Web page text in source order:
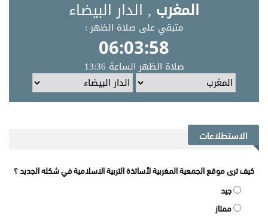
الاستطلاعات
كيف ترى موقع الجمعية المغربية لأساتذة التربية الاسلامية في شكله الجديد ؟
جيد
ممتاز